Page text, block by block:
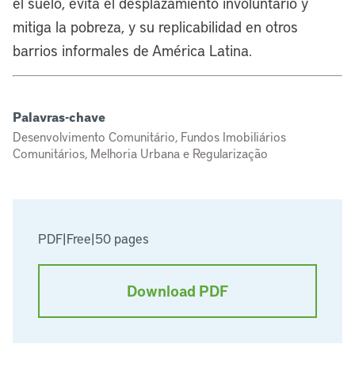
PDF|Free|50 pages
Download PDF
mitiga la pobreza, y su replicabilidad en otros
barrios informales de América Latina.
Palavras-chave
Desenvolvimento Comunitário, Fundos Imobiliários
Comunitários, Melhoria Urbana e Regularização